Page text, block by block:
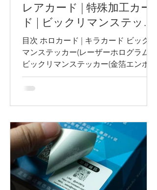
レアカード | 特殊加工カー
ド | ビックリマンステッカ
ー
目次 ホロカード | キラカード ビックリ
マンステッカー(レーザーホログラム )
ビックリマンステッカー(金箔エンボス
加工 ) 銀箔ステッカー よく知られてい
てコレクション価値があるゲームカー
のカード...